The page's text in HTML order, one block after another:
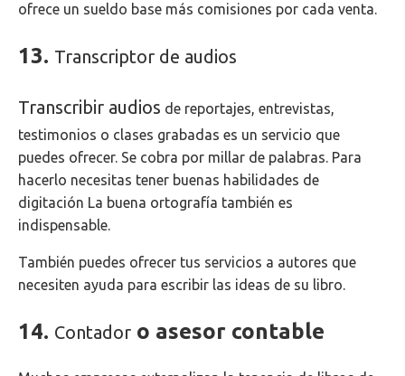
ofrece un sueldo base más comisiones por cada venta.
13. Transcriptor de audios
Transcribir audios de reportajes, entrevistas,
testimonios o clases grabadas es un servicio que
puedes ofrecer. Se cobra por millar de palabras. Para
hacerlo necesitas tener buenas habilidades de
digitación La buena ortografía también es
indispensable.
También puedes ofrecer tus servicios a autores que
necesiten ayuda para escribir las ideas de su libro.
14. Contador o asesor contable